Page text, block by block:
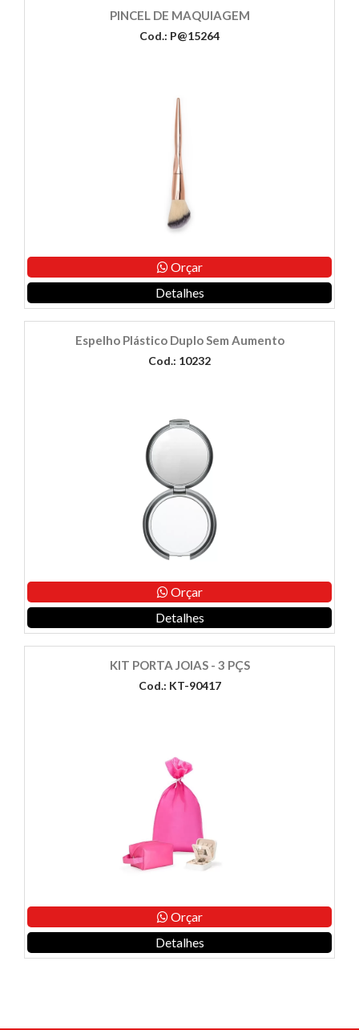
PINCEL DE MAQUIAGEM
Cod.: P@15264
Orçar
Detalhes
Espelho Plástico Duplo Sem Aumento
Cod.: 10232
Orçar
Detalhes
KIT PORTA JOIAS - 3 PÇS
Cod.: KT-90417
Orçar
Detalhes